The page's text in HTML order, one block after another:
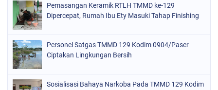
Pemasangan Keramik RTLH TMMD ke-129
Dipercepat, Rumah Ibu Ety Masuki Tahap Finishing
Personel Satgas TMMD 129 Kodim 0904/Paser
Ciptakan Lingkungan Bersih
Sosialisasi Bahaya Narkoba Pada TMMD 129 Kodim